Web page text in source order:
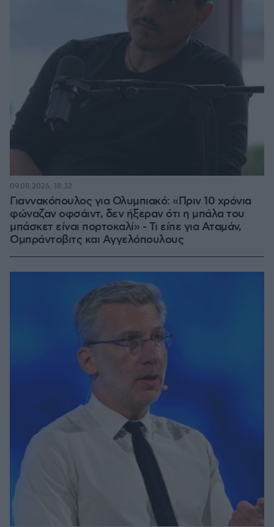
Γιαννακόπουλος για Ολυμπιακό: «Πριν 10 χρόνια
φώναζαν οφσάιντ, δεν ήξεραν ότι η μπάλα του
μπάσκετ είναι πορτοκαλί» - Τι είπε για Αταμάν,
Ομπράντοβιτς και Αγγελόπουλους
09.08.2026, 18:32